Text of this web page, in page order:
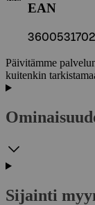
EAN
Päivitämme
kuitenkin
Sijainti